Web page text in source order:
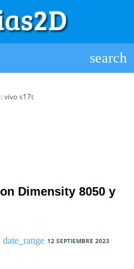
vivo s17t
Dimensity 8050 y
12 SEPTIEMBRE 2023